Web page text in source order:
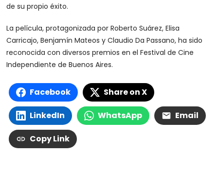
de su propio éxito.
La película, protagonizada por Roberto Suárez, Elisa
Carricajo, Benjamín Mateos y Claudio Da Passano, ha sido
reconocida con diversos premios en el Festival de Cine
Independiente de Buenos Aires.
Facebook Share on X
LinkedIn WhatsApp Email
Copy Link